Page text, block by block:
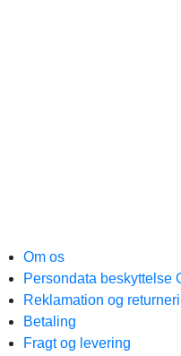
Om os
Persondata beskyttelse
Reklamation og
Betaling
Fragt og levering